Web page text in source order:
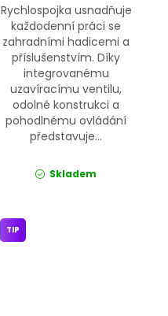
Rychlospojka usnadňuje
každodenní práci se
zahradními hadicemi a
příslušenstvím. Díky
integrovanému
uzavíracímu ventilu,
odolné konstrukci a
pohodlnému ovládání
představuje...
Skladem
TIP